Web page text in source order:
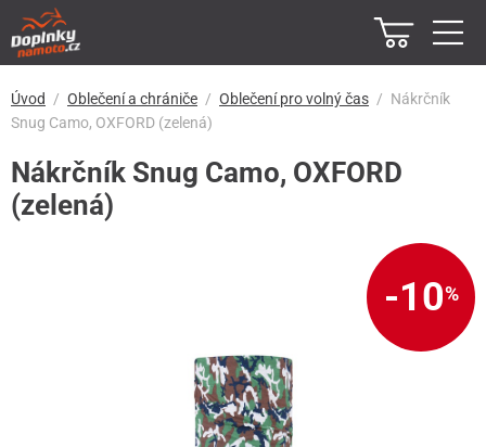
Úvod Oblečení a chrániče Oblečení pro volný čas
Nákrčník
Snug Camo, OXFORD (zelená)
Nákrčník Snug Camo, OXFORD
(zelená)
-10%